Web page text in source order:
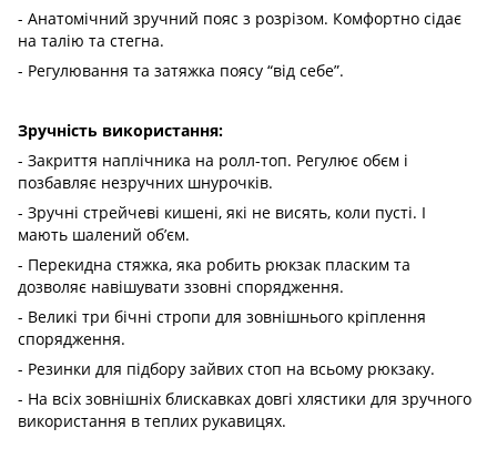
- Анатомічний зручний пояс з розрізом. Комфортно сідає
на талію та стегна.
- Регулювання та затяжка поясу “від себе”.
Зручність використання:
- Закриття наплічника на ролл-топ. Регулює обєм і
позбавляє незручних шнурочків.
- Зручні стрейчеві кишені, які не висять, коли пусті. І
мають шалений об’єм.
- Перекидна стяжка, яка робить рюкзак пласким та
дозволяє навішувати ззовні спорядження.
- Великі три бічні стропи для зовнішнього кріплення
спорядження.
- Резинки для підбору зайвих стоп на всьому рюкзаку.
- На всіх зовнішніх блискавках довгі хлястики для зручного
використання в теплих рукавицях.